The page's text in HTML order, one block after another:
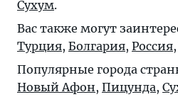
Сухум.
Вас также могут
Турция, Болгария, Россия,
Популярные города
Новый Афон, Пицунда,